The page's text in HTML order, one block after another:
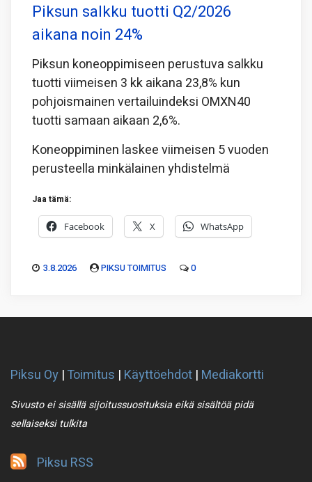
Piksun salkku tuotti Q2/2026
aikana noin 24%
Piksun koneoppimiseen perustuva salkku
tuotti viimeisen 3 kk aikana 23,8% kun
pohjoismainen vertailuindeksi OMXN40
tuotti samaan aikaan 2,6%.
Koneoppiminen laskee viimeisen 5 vuoden
perusteella minkälainen yhdistelmä
Jaa tämä:
Facebook X WhatsApp
3.8.2026 PIKSU TOIMITUS 0
Piksu Oy |Toimitus | Käyttöehdot | Mediakortti
Sivusto ei sisällä sijoitussuosituksia eikä sisältöä pidä
sellaiseksi tulkita
Piksu RSS